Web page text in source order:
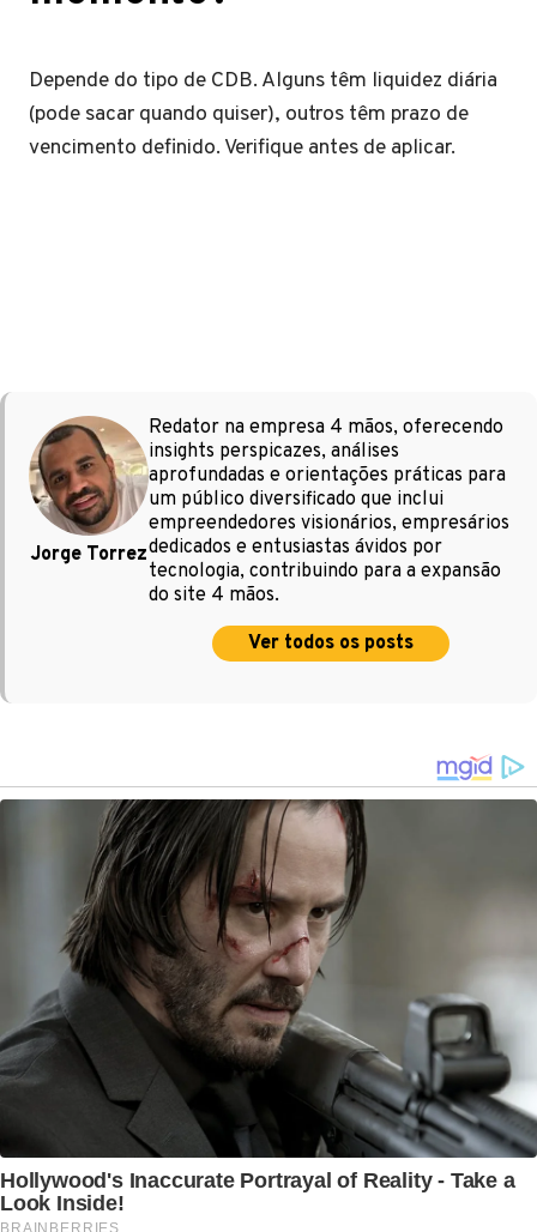
Depende do tipo de CDB. Alguns têm liquidez diária
(pode sacar quando quiser), outros têm prazo de
vencimento definido. Verifique antes de aplicar.
Jorge Torrez
Redator na empresa 4 mãos, oferecendo
insights perspicazes, análises
aprofundadas e orientações práticas para
um público diversificado que inclui
empreendedores visionários, empresários
dedicados e entusiastas ávidos por
tecnologia, contribuindo para a expansão
do site 4 mãos.
Ver todos os posts